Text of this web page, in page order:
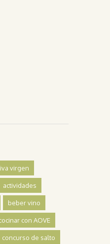
virgen
actividades
beber vino
con AOVE
concurso de salto